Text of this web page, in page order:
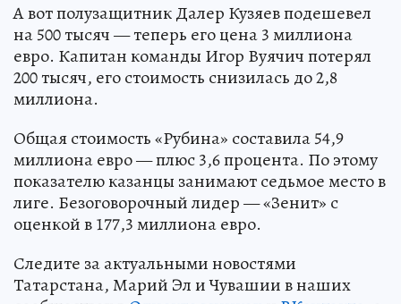
А вот полузащитник Далер Кузяев подешевел
на 500 тысяч — теперь его цена 3 миллиона
евро. Капитан команды Игор Вуячич потерял
200 тысяч, его стоимость снизилась до 2,8
миллиона.
Общая стоимость «Рубина» составила 54,9
миллиона евро — плюс 3,6 процента. По этому
показателю казанцы занимают седьмое место в
лиге. Безоговорочный лидер — «Зенит» с
оценкой в 177,3 миллиона евро.
Следите за актуальными новостями
Татарстана, Марий Эл и Чувашии в наших